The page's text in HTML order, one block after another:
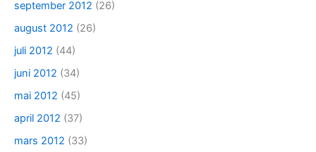
september 2012 (26)
august 2012 (26)
juli 2012 (44)
juni 2012 (34)
mai 2012 (45)
april 2012 (37)
mars 2012 (33)